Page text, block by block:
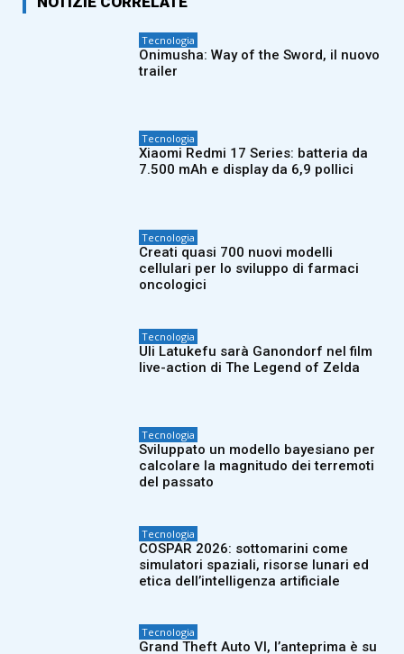
Tecnologia
Onimusha: Way of the Sword, il nuovo
trailer
Tecnologia
Xiaomi Redmi 17 Series: batteria da
7.500 mAh e display da 6,9 pollici
Tecnologia
Creati quasi 700 nuovi modelli
cellulari per lo sviluppo di farmaci
oncologici
Tecnologia
Uli Latukefu sarà Ganondorf nel film
live-action di The Legend of Zelda
Tecnologia
Sviluppato un modello bayesiano per
calcolare la magnitudo dei terremoti
del passato
Tecnologia
COSPAR 2026: sottomarini come
simulatori spaziali, risorse lunari ed
etica dell’intelligenza artificiale
Tecnologia
Grand Theft Auto VI, l’anteprima è su